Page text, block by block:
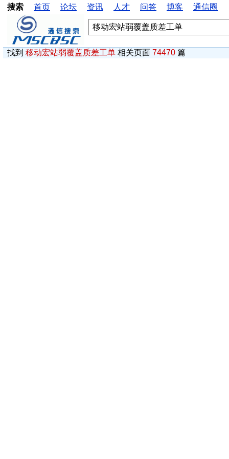
搜索 首页 论坛 资讯 人才 问答 博客 通信圈
找到 移动宏站弱覆盖质差工单 相关页面 74470 篇